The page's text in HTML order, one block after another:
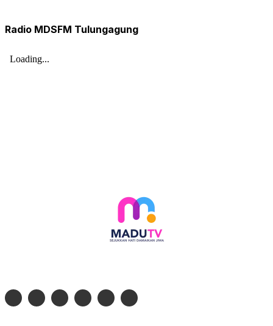
Radio MDSFM Tulungagung